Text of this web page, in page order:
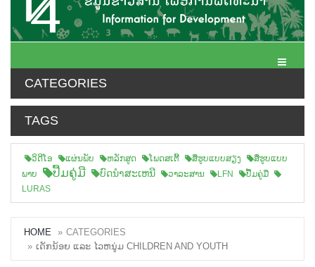
Toggle
CATEGORIES
TAGS
ວິດີໂອ ແຜ່ນພັບ ຫລັກສູດ ໂພດສເຕີ້ ສືຮູບແບບສຽງ
ສື່ຮູບແບບ
ພາບ
ປື້ມຄູ່ມື ບົດນຳສະເຫນີ ວາລະສານ LFN
ປື້ມຄູ່ມື
LURAS
HOME
CATEGORIES
ເດັກນ້ອຍ ແລະ ໄວຫນູ່ມ CHILDREN AND YOUTH